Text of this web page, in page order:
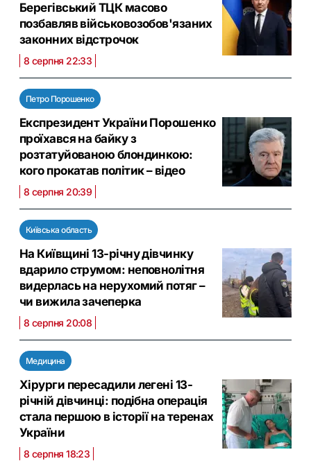
Берегівський ТЦК масово
позбавляв військовозобов'язаних
законних відстрочок
8 серпня 22:33
Петро Порошенко
Експрезидент України Порошенко
проїхався на байку з
розтатуйованою блондинкою:
кого прокатав політик – відео
8 серпня 20:39
Київська область
На Київщині 13-річну дівчинку
вдарило струмом: неповнолітня
видерлась на нерухомий потяг –
чи вижила зачеперка
8 серпня 20:08
Медицина
Хірурги пересадили легені 13-
річній дівчинці: подібна операція
стала першою в історії на теренах
України
8 серпня 18:23